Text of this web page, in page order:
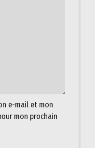
e-mail et mon
mon prochain